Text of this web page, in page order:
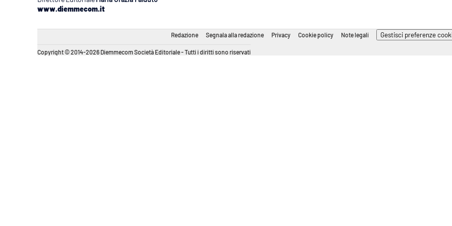
www.diemmecom.it
Redazione Segnala alla redazione Privacy Cookie policy Note legali Gestisci preferenze
Copyright © 2014-2026 Diemmecom Società Editoriale - Tutti i diritti sono riservati